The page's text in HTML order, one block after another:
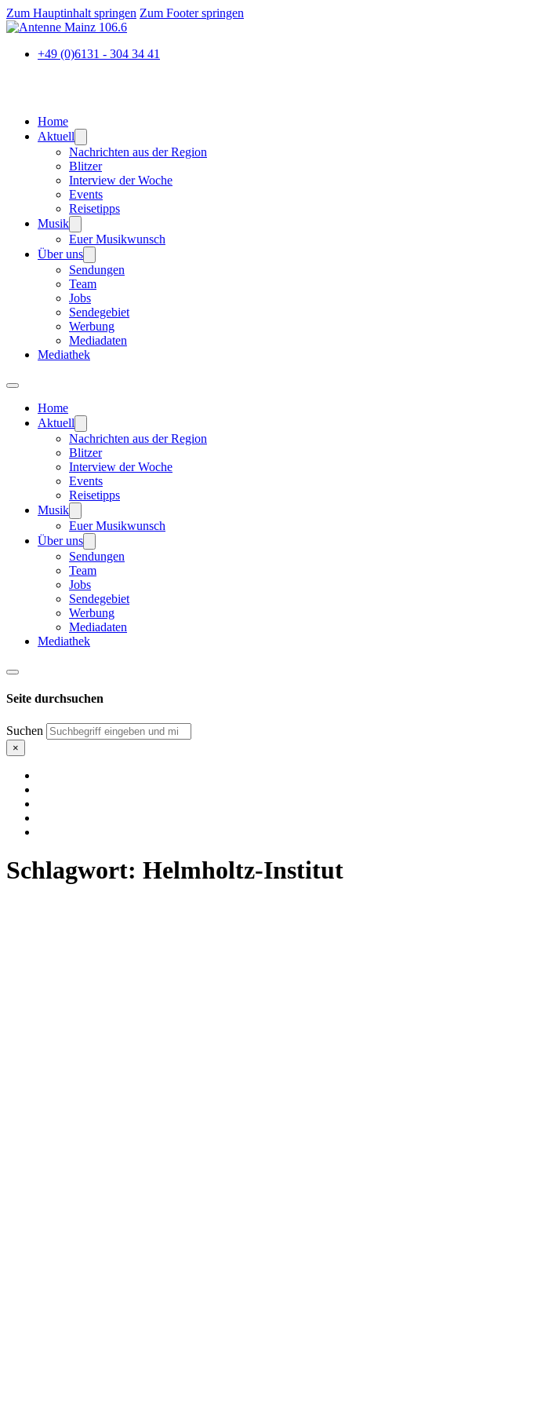
Zum Hauptinhalt springen Zum Footer springen
+49 (0)6131 - 304 34 41
Home
Aktuell
Nachrichten aus der Region
Blitzer
Interview der Woche
Events
Reisetipps
Musik
Euer Musikwunsch
Über uns
Sendungen
Team
Jobs
Sendegebiet
Werbung
Mediadaten
Mediathek
Home
Aktuell
Nachrichten aus der Region
Blitzer
Interview der Woche
Events
Reisetipps
Musik
Euer Musikwunsch
Über uns
Sendungen
Team
Jobs
Sendegebiet
Werbung
Mediadaten
Mediathek
Seite durchsuchen
Suchen
×
Schlagwort: Helmholtz-Institut